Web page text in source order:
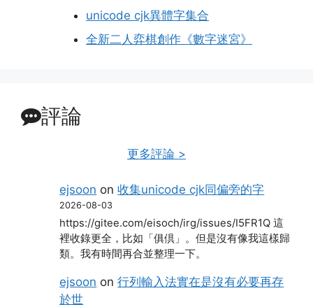
unicode cjk異體字集合
全新二人弈棋創作《數字迷宮》
評論
更多評論 >
ejsoon on收集unicode cjk同偏旁的字
2026-08-03
https://gitee.com/eisoch/irg/issues/I5FR1Q 這
裡收錄更全，比如「俱倶」。但是沒有像我這樣歸
類。我有時間再合並整理一下。
ejsoon on行列輸入法實在是沒有必要再存
於世